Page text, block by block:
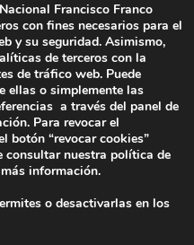
Francisco Franco
con fines necesarios para el
y su seguridad. Asimismo,
de terceros con la
de tráfico web. Puede
ellas o simplemente las
a través del panel de
Para revocar el
botón “revocar cookies”
consultar nuestra política de
información.
o desactivarlas en los